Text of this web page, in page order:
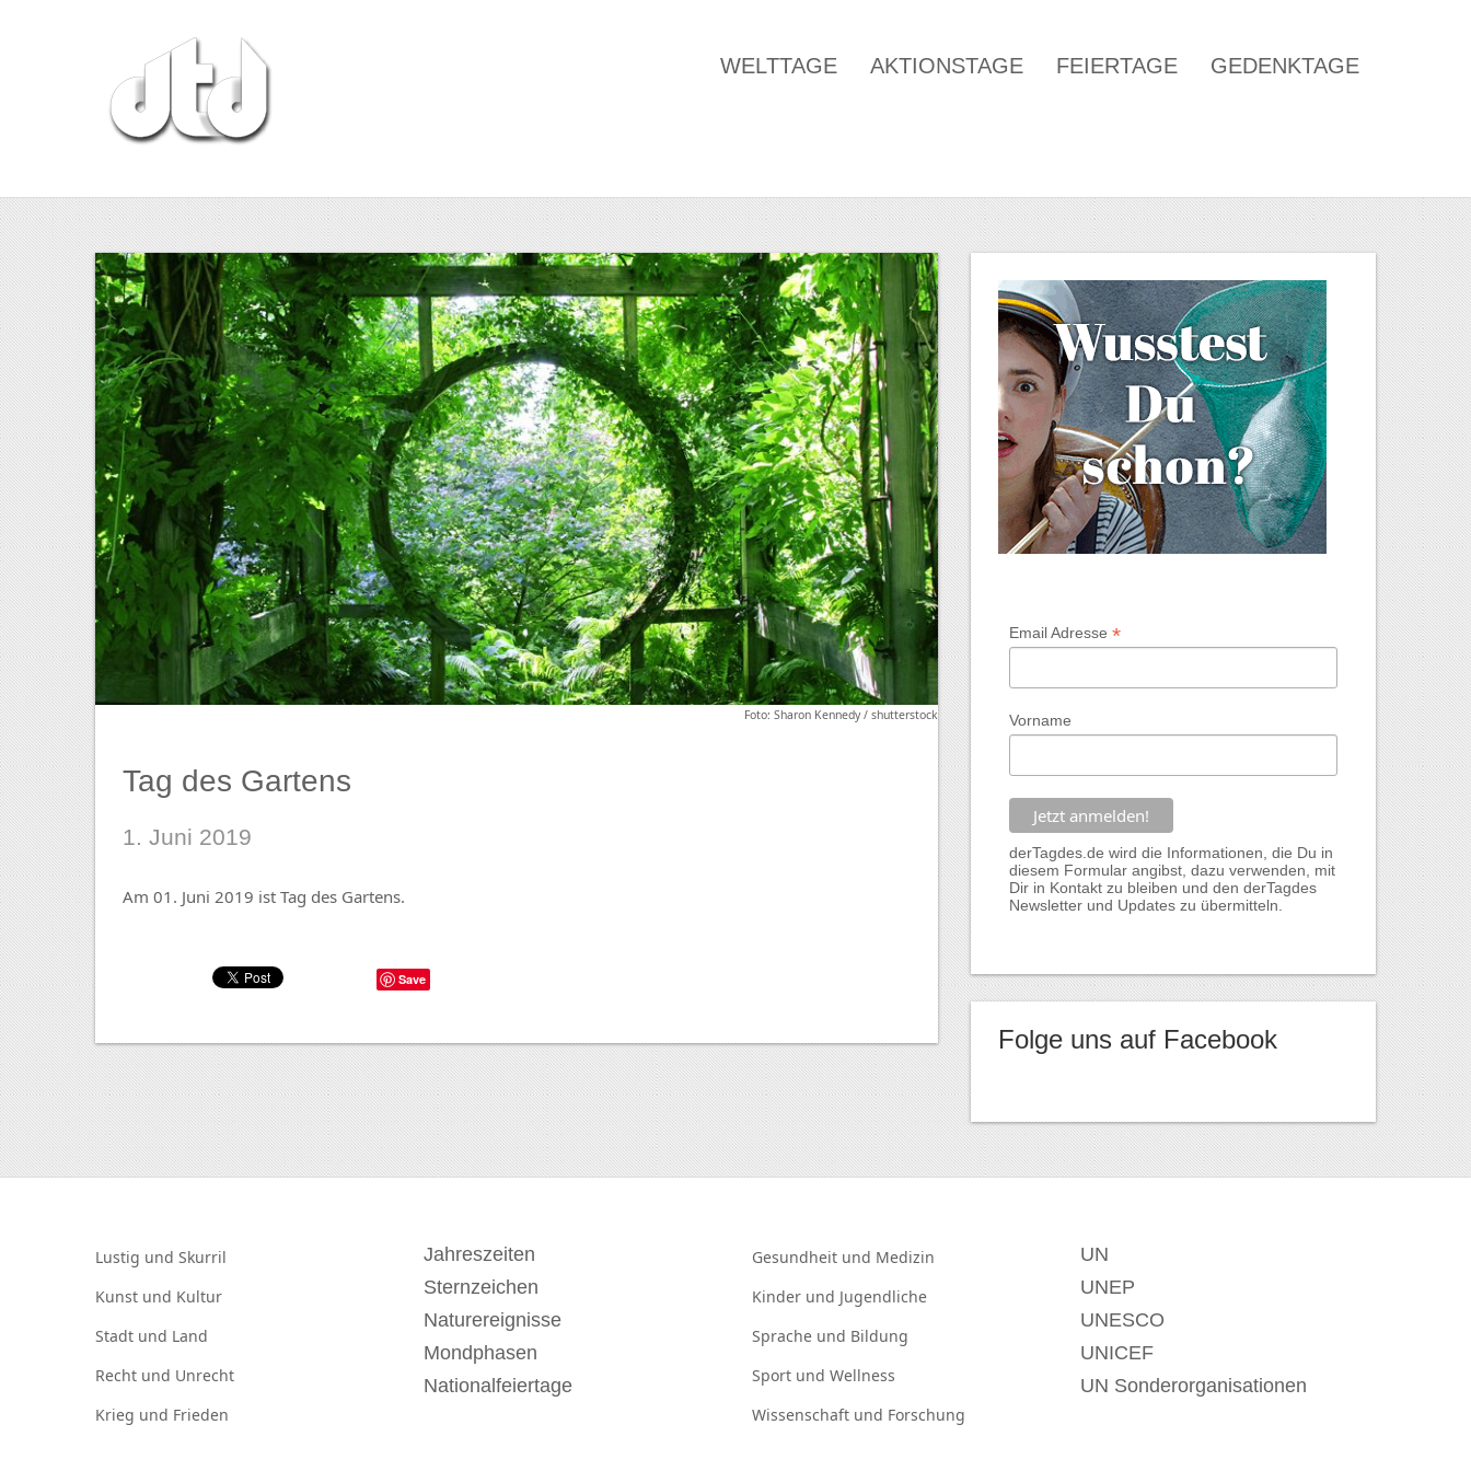
WELTTAGE AKTIONSTAGE FEIERTAGE GEDENKTAGE
Foto: Sharon Kennedy / shutterstock
Tag des Gartens
1. Juni 2019
Am 01. Juni 2019 ist Tag des Gartens.
Save
Email Adresse *
Vorname
derTagdes.de wird die Informationen, die Du in
diesem Formular angibst, dazu verwenden, mit
Dir in Kontakt zu bleiben und den derTagdes
Newsletter und Updates zu übermitteln.
Folge uns auf Facebook
Lustig und Skurril
Kunst und Kultur
Stadt und Land
Recht und Unrecht
Krieg und Frieden
Jahreszeiten
Sternzeichen
Naturereignisse
Mondphasen
Nationalfeiertage
Gesundheit und Medizin
Kinder und Jugendliche
Sprache und Bildung
Sport und Wellness
Wissenschaft und Forschung
UN
UNEP
UNESCO
UNICEF
UN Sonderorganisationen